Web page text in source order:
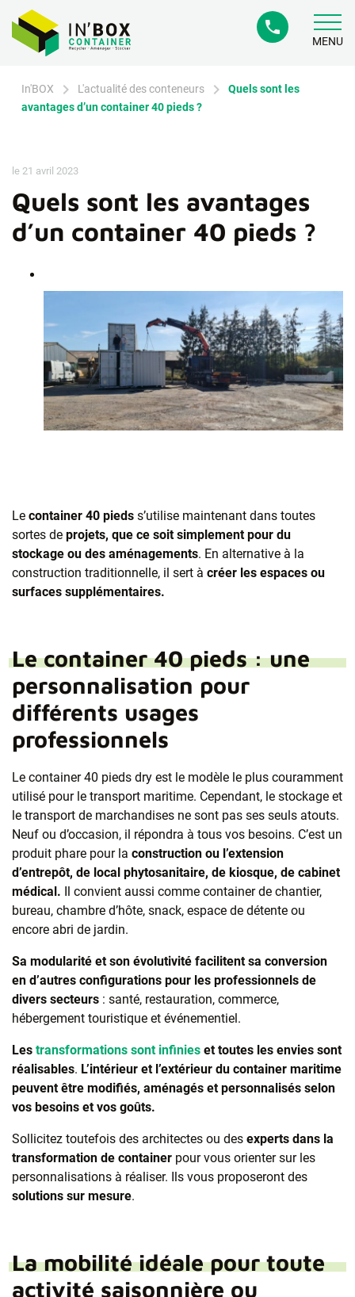
phone
MENU
In'BOX chevron_right L'actualité des conteneurs chevron_right
Quels sont les
avantages d’un container 40 pieds ?
le 21 avril 2023
Quels sont les avantages
d’un container 40 pieds ?
Le container 40 pieds s’utilise maintenant dans toutes
sortes de projets, que ce soit simplement pour du
stockage ou des aménagements. En alternative à la
construction traditionnelle, il sert à créer les espaces ou
surfaces supplémentaires.
Le container 40 pieds : une
personnalisation pour
différents usages
professionnels
Le container 40 pieds dry est le modèle le plus couramment
utilisé pour le transport maritime. Cependant, le stockage et
le transport de marchandises ne sont pas ses seuls atouts.
Neuf ou d’occasion, il répondra à tous vos besoins. C’est un
produit phare pour la construction ou l’extension
d’entrepôt, de local phytosanitaire, de kiosque, de cabinet
médical. Il convient aussi comme container de chantier,
bureau, chambre d’hôte, snack, espace de détente ou
encore abri de jardin.
Sa modularité et son évolutivité facilitent sa conversion
en d’autres configurations pour les professionnels de
divers secteurs : santé, restauration, commerce,
hébergement touristique et événementiel.
Les transformations sont infinies et toutes les envies sont
réalisables. L’intérieur et l’extérieur du container maritime
peuvent être modifiés, aménagés et personnalisés selon
vos besoins et vos goûts.
Sollicitez toutefois des architectes ou des experts dans la
transformation de container pour vous orienter sur les
personnalisations à réaliser. Ils vous proposeront des
solutions sur mesure.
La mobilité idéale pour toute
activité saisonnière ou